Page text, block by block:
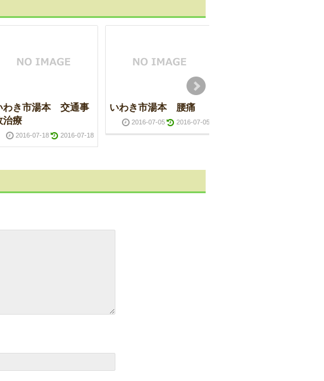
わき市湯本 交通事
治療
2016-07-18 2016-07-18
いわき市湯本 腰痛
2016-07-05 2016-07-05